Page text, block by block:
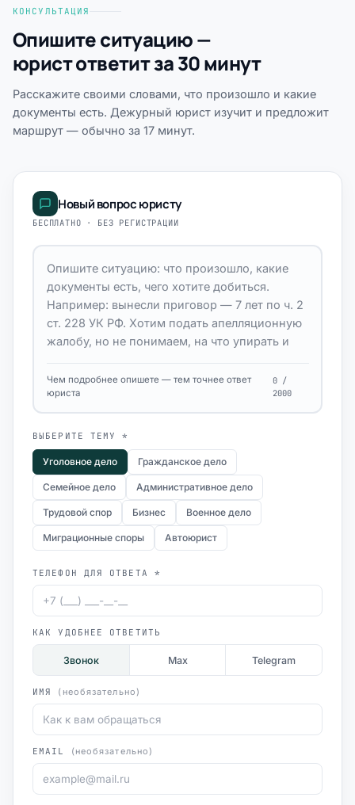
КОНСУЛЬТАЦИЯ
Опишите ситуацию —
юрист ответит за 30 минут
Расскажите своими словами, что произошло и какие
документы есть. Дежурный юрист изучит и предложит
маршрут — обычно за 17 минут.
Новый вопрос юристу
БЕСПЛАТНО · БЕЗ РЕГИСТРАЦИИ
Чем подробнее опишете — тем точнее ответ
юриста
0 /
2000
ВЫБЕРИТЕ ТЕМУ *
Уголовное дело Гражданское дело
Семейное дело Административное дело
Трудовой спор Бизнес Военное дело
Миграционные споры Автоюрист
ТЕЛЕФОН ДЛЯ ОТВЕТА *
КАК УДОБНЕЕ ОТВЕТИТЬ
Звонок Max Telegram
ИМЯ (необязательно)
EMAIL (необязательно)